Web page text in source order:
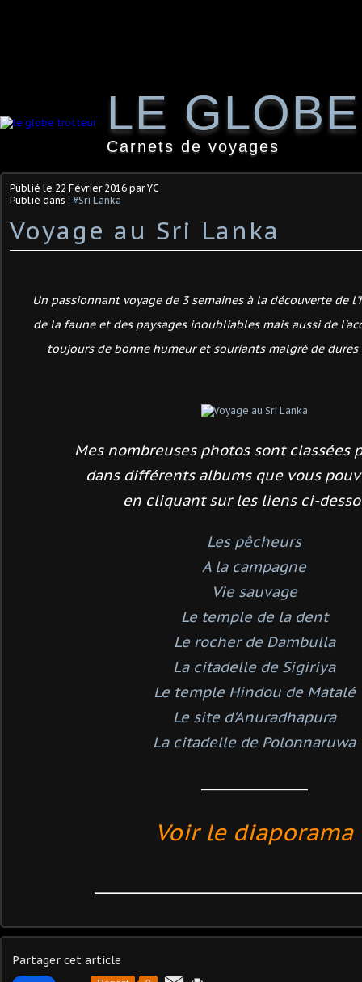
LE
Carnets de voyages
Publié le 22 Février 2016 par YC
Publié dans : #Sri Lanka
Voyage au Sri Lanka
Un passionnant voyage de 3 semaines à la découverte de
de la faune et des paysages inoubliables mais aussi de
toujours de bonne humeur et souriants malgré de
Mes nombreuses photos sont classées
dans différents albums que vous
en cliquant sur les liens ci-
Les pêcheurs
A la campagne
Vie sauvage
Le temple de la dent
Le rocher de Dambulla
La citadelle de Sigiriya
Le temple Hindou de Matalé
Le site d'Anuradhapura
La citadelle de Polonnaruwa
Voir le diaporama
Partager cet article